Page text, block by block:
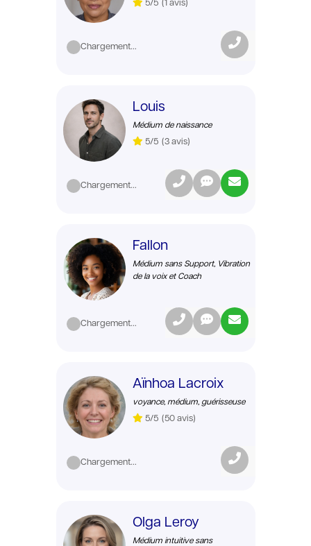
5/5 (1 avis)
Chargement...
Louis
Médium de naissance
5/5 (3 avis)
Chargement...
Fallon
Médium sans Support, Vibration
de la voix et Coach
Chargement...
Aïnhoa Lacroix
voyance, médium, guérisseuse
5/5 (50 avis)
Chargement...
Olga Leroy
Médium intuitive sans